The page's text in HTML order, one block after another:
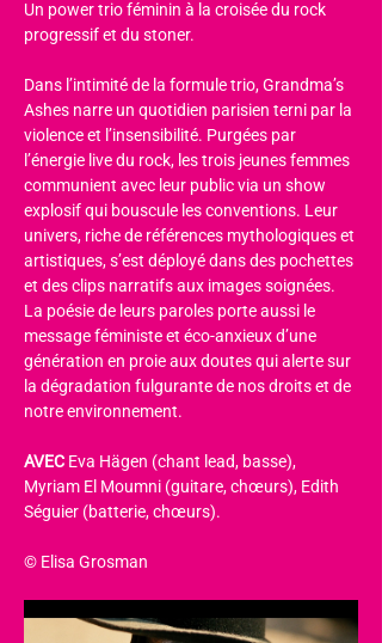
Un power trio féminin à la croisée du rock
progressif et du stoner.
Dans l’intimité de la formule trio, Grandma’s
Ashes narre un quotidien parisien terni par la
violence et l’insensibilité. Purgées par
l’énergie live du rock, les trois jeunes femmes
communient avec leur public via un show
explosif qui bouscule les conventions. Leur
univers, riche de références mythologiques et
artistiques, s’est déployé dans des pochettes
et des clips narratifs aux images soignées.
La poésie de leurs paroles porte aussi le
message féministe et éco-anxieux d’une
génération en proie aux doutes qui alerte sur
la dégradation fulgurante de nos droits et de
notre environnement.
AVEC Eva Hägen (chant lead, basse),
Myriam El Moumni (guitare, chœurs), Edith
Séguier (batterie, chœurs).
© Elisa Grosman